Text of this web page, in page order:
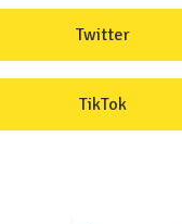
Twitter
TikTok